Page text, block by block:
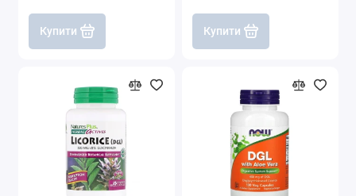
Купити Купити